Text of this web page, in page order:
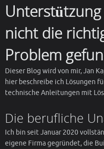
nicht die
Problem
Dieser Blog wird von mir, Jan
hier beschreibe ich Lösungen
technische Anleitungen mit
Die berufliche
Ich bin seit Januar 2020
eigene Firma gegründet, die